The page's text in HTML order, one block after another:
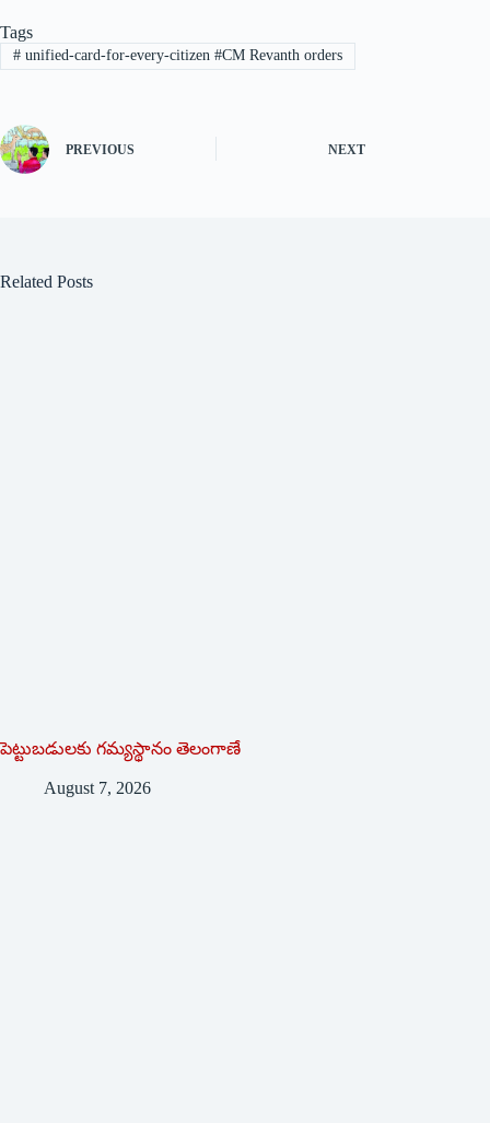
Tags
#unified-card-for-every-citizen #CM Revanth orders
PREVIOUS NEXT
Related Posts
పెట్టుబడులకు గమ్యస్థానం తెలంగాణే
August 7, 2026